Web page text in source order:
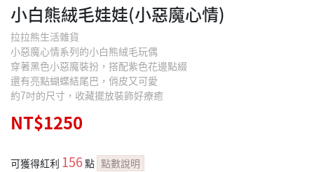
小白熊絨毛娃娃(小惡魔心情)
拉拉熊生活雜貨
小惡魔心情系列的小白熊絨毛玩偶
穿著黑色小惡魔裝扮，搭配紫色花邊點綴
還有亮點蝴蝶結尾巴，俏皮又可愛
約7吋的尺寸，收藏擺放裝飾好療癒
NT$1250
可獲得紅利 156點 點數說明